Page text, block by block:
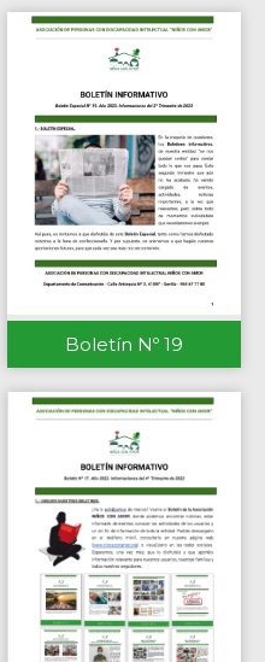
Boletín Nº 19